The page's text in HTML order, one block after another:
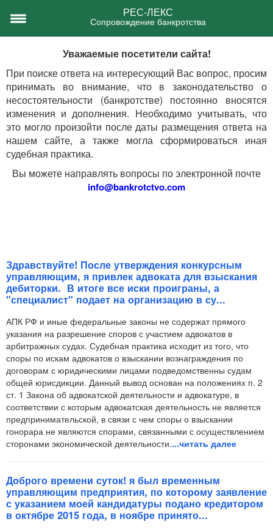
РЕС-ЛЕКС
Сопровождение банкротства
Уважаемые посетители сайта!
При поиске ответа на интересующий Вас вопрос, просим
принимать во внимание, что в законодательство о
несостоятельности (банкротстве) постоянно вносятся
изменения и дополнения. Необходимо учитывать, что
это могло произойти после даты размещения ответа на
нашем сайте, а также могла сформироваться иная
судебная практика.
Вы можете направлять вопросы по электронной почте
info@bankrotctvo.com
Здравствуйте! После утверждения конкурсным
управляющим, я привлек адвоката для взыскания
дебиторки. В итоге все иски проиграны, а
"специалист" подает на организацию в су...
АПК РФ и иные федеральные законы не содержат прямого
указания на разрешение споров с участием адвокатов в
арбитражных судах. Судебная практика исходит из того, что
споры по искам адвокатов о взыскании вознаграждения по
договорам с юридическими лицами подведомственны судам
общей юрисдикции. Данный вывод основан на положениях п. 2
ст. 1 Закона об адвокатской деятельности и адвокатуре, в
соответствии с которым адвокатская деятельность не является
предпринимательской, в связи с чем споры о взыскании
гонорара не являются спорами, связанными с осуществлением
сторонами экономической деятельности....читать далее
Доброго времени суток! я был временным
управляющим предприятия, по которому заявление
с указанием моей кандидатуры подано кредитором
в октябре 2015 года, в ноябре принято...